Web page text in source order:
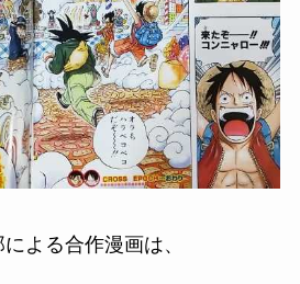
よる合作漫画は、